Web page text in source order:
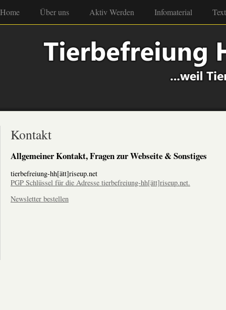
Home Über uns Aktiv Werden Infomaterial
Kontakt
Allgemeiner Kontakt, Fragen zur Webseite & Sonstiges
tierbefreiung-hh[ätt]riseup.net
PGP Schlüssel für die Adresse tierbefreiung-hh[ätt]riseup.net.
Newsletter bestellen